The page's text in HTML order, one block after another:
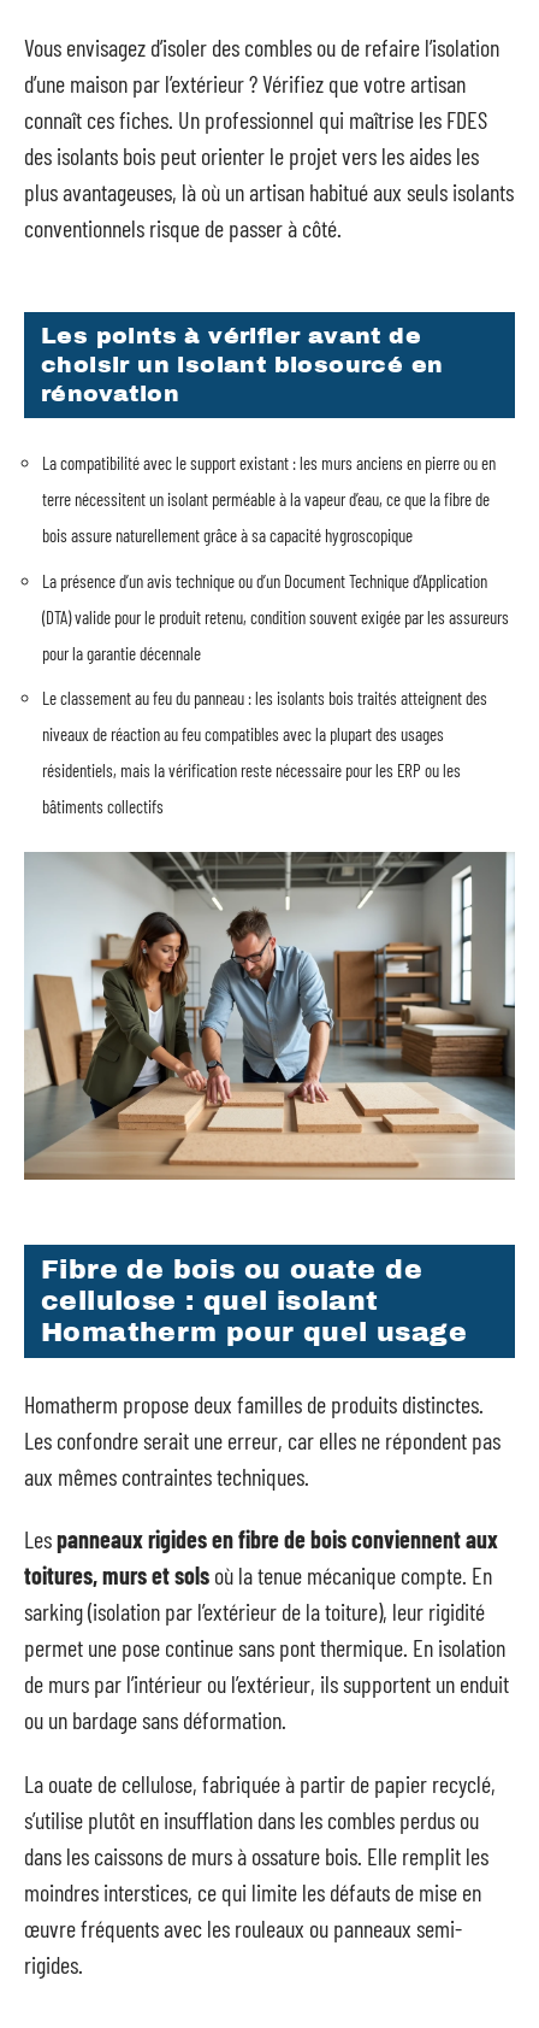
Vous envisagez d’isoler des combles ou de refaire l’isolation
d’une maison par l’extérieur ? Vérifiez que votre artisan
connaît ces fiches. Un professionnel qui maîtrise les FDES
des isolants bois peut orienter le projet vers les aides les
plus avantageuses, là où un artisan habitué aux seuls isolants
conventionnels risque de passer à côté.
Les points à vérifier avant de
choisir un isolant biosourcé en
rénovation
La compatibilité avec le support existant : les murs anciens en pierre ou en
terre nécessitent un isolant perméable à la vapeur d’eau, ce que la fibre de
bois assure naturellement grâce à sa capacité hygroscopique
La présence d’un avis technique ou d’un Document Technique d’Application
(DTA) valide pour le produit retenu, condition souvent exigée par les assureurs
pour la garantie décennale
Le classement au feu du panneau : les isolants bois traités atteignent des
niveaux de réaction au feu compatibles avec la plupart des usages
résidentiels, mais la vérification reste nécessaire pour les ERP ou les
bâtiments collectifs
Fibre de bois ou ouate de
cellulose : quel isolant
Homatherm pour quel usage
Homatherm propose deux familles de produits distinctes.
Les confondre serait une erreur, car elles ne répondent pas
aux mêmes contraintes techniques.
Lespanneaux rigides en fibre de bois conviennent aux
toitures, murs et sols où la tenue mécanique compte. En
sarking (isolation par l’extérieur de la toiture), leur rigidité
permet une pose continue sans pont thermique. En isolation
de murs par l’intérieur ou l’extérieur, ils supportent un enduit
ou un bardage sans déformation.
La ouate de cellulose, fabriquée à partir de papier recyclé,
s’utilise plutôt en insufflation dans les combles perdus ou
dans les caissons de murs à ossature bois. Elle remplit les
moindres interstices, ce qui limite les défauts de mise en
œuvre fréquents avec les rouleaux ou panneaux semi-
rigides.